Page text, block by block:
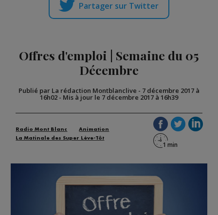
Partager sur Twitter
Offres d'emploi | Semaine du 05
Décembre
Publié par La rédaction Montblanclive - 7 décembre 2017 à
16h02 - Mis à jour le 7 décembre 2017 à 16h39
Radio Mont Blanc
Animation
La Matinale des Super Lève-Tôt